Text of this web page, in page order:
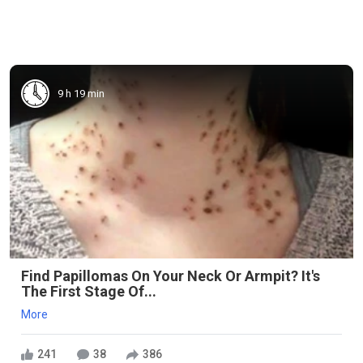
9 h 19 min
Find Papillomas On Your Neck Or Armpit? It's
The First Stage Of...
More
241 38 386